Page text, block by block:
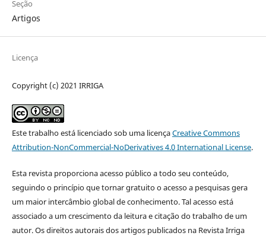
Seção
Artigos
Licença
Copyright (c) 2021 IRRIGA
Este trabalho está licenciado sob uma licençaCreative Commons
Attribution-NonCommercial-NoDerivatives 4.0 International License.
Esta revista proporciona acesso público a todo seu conteúdo,
seguindo o princípio que tornar gratuito o acesso a pesquisas gera
um maior intercâmbio global de conhecimento. Tal acesso está
associado a um crescimento da leitura e citação do trabalho de um
autor. Os direitos autorais dos artigos publicados na Revista Irriga